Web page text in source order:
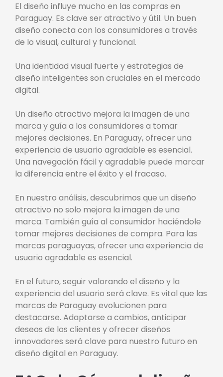
El diseño influye mucho en las compras en
Paraguay. Es clave ser atractivo y útil. Un buen
diseño conecta con los consumidores a través
de lo visual, cultural y funcional.
Una identidad visual fuerte y estrategias de
diseño inteligentes son cruciales en el mercado
digital.
Un diseño atractivo mejora la imagen de una
marca y guía a los consumidores a tomar
mejores decisiones. En Paraguay, ofrecer una
experiencia de usuario agradable es esencial.
Una navegación fácil y agradable puede marcar
la diferencia entre el éxito y el fracaso.
En nuestro análisis, descubrimos que un diseño
atractivo no solo mejora la imagen de una
marca. También guía al consumidor haciéndole
tomar mejores decisiones de compra. Para las
marcas paraguayas, ofrecer una experiencia de
usuario agradable es esencial.
En el futuro, seguir valorando el diseño y la
experiencia del usuario será clave. Es vital que las
marcas de Paraguay evolucionen para
destacarse. Adaptarse a cambios, anticipar
deseos de los clientes y ofrecer diseños
innovadores será clave para nuestro futuro en
diseño digital en Paraguay.